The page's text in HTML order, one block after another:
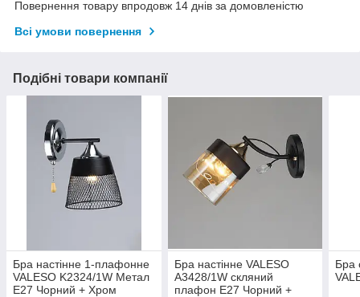
Повернення товару впродовж 14 днів за домовленістю
Всі умови повернення
Подібні товари компанії
Бра настінне 1-плафонне
VALESO K2324/1W Метал
E27 Чорний + Хром
Бра настінне VALESO
A3428/1W скляний
плафон E27 Чорний +
Бра